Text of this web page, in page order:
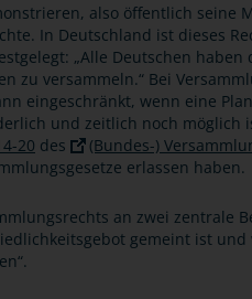
also öffentlich seine
In Deutschland ist dieses
„Alle Deutschen haben
zu versammeln.“ Bei
eingeschränkt, wenn eine
und zeitlich noch möglich
20 des (Bundes-)
erlassen haben.
an zwei zentrale
gemeint ist und